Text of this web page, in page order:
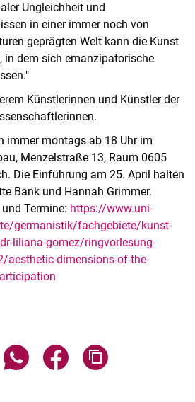
Ungleichheit und
in einer immer noch von
geprägten Welt kann die Kunst
in dem sich emanzipatorische
Künstlerinnen und Künstler der
immer montags ab 18 Uhr im
Menzelstraße 13, Raum 0605
Die Einführung am 25. April halten
Bank und Hannah Grimmer.
Termine: https://www.uni-
germanistik/fachgebiete/kunst-
liliana-gomez/ringvorlesung-
aesthetic-dimensions-of-the-
über E-Mail teilen
Seite über WhatsApp teilen
Seite über Facebook